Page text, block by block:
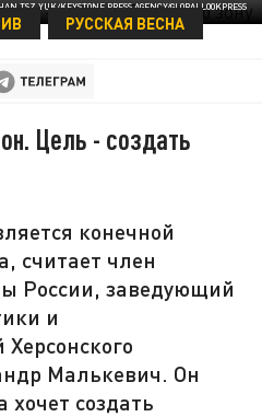
TSZ YUK/KEYSTONE PRESS AGENCY/GLOBALLOOKPRESS
РУССКАЯ ВЕСНА
Цель - создать
конечной
считает член
России, заведующий
и
Малькевич. Он
хочет создать